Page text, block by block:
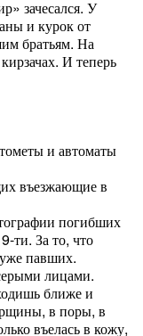
зачесался. У
и курок от
братьям. На
И теперь
и автоматы
въезжающие в
погибших
ти. За то, что
павших.
лицами.
ближе и
в поры, в
въелась в кожу,